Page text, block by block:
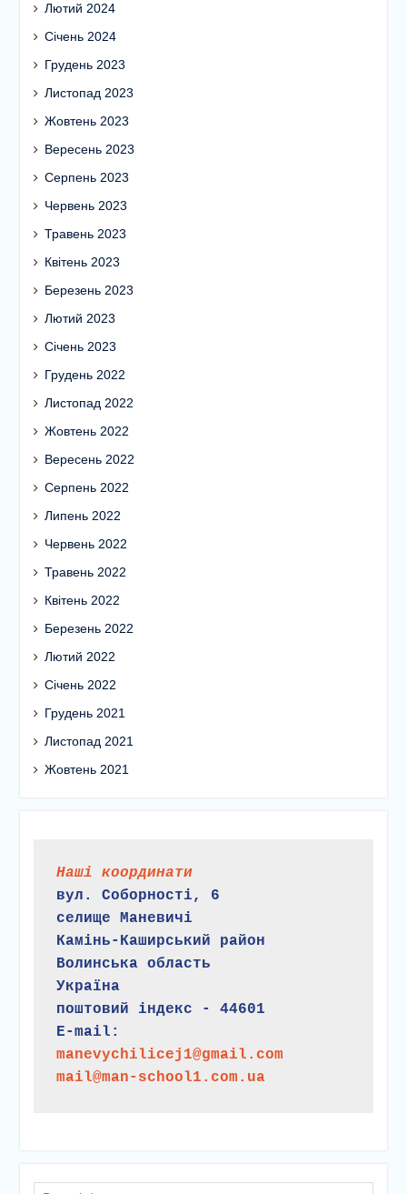
Грудень 2023
Листопад 2023
Вересень 2023
Серпень 2023
Червень 2023
Травень 2023
Березень 2023
Грудень 2022
Листопад 2022
Вересень 2022
Серпень 2022
Червень 2022
Травень 2022
Березень 2022
Грудень 2021
Листопад 2021
Наші координати
вул. Соборності, 6
селище Маневичі
Камінь-Каширський район
Волинська область
Україна
поштовий індекс - 44601
manevychilicej1@gmail.com